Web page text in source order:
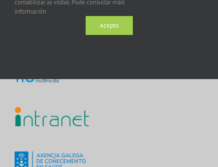
contabilizar as visitas. Pode consultar máis
información
Acepto